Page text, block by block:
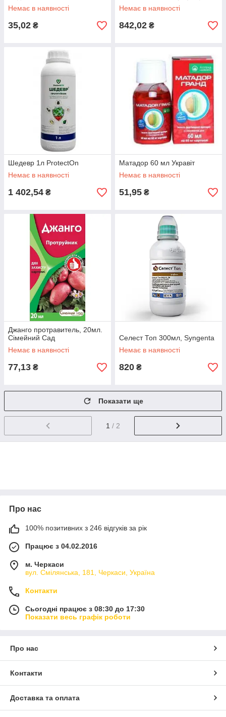
Немає в наявності
35,02 ₴
Немає в наявності
842,02 ₴
Шедевр 1л ProtectOn
Немає в наявності
1 402,54 ₴
Матадор 60 мл Укравіт
Немає в наявності
51,95 ₴
Джанго протравитель, 20мл.
Сімейний Сад
Немає в наявності
77,13 ₴
Селест Топ 300мл, Syngenta
Немає в наявності
820 ₴
Показати ще
1 / 2
Про нас
100% позитивних з 246 відгуків за рік
Працює з 04.02.2016
м. Черкаси
вул. Смілянська, 181, Черкаси, Україна
Контакти
Сьогодні працює з 08:30 до 17:30
Показати весь графік роботи
Про нас
Контакти
Доставка та оплата